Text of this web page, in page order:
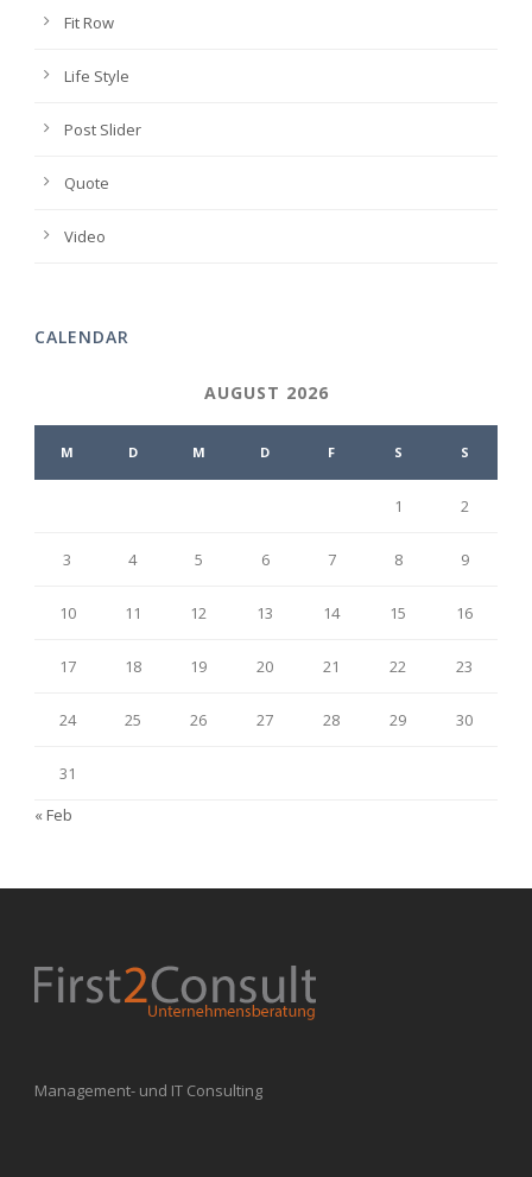
Fit Row
Life Style
Post Slider
Quote
Video
CALENDAR
AUGUST 2026
M D M D F S S
1 2
3 4 5 6 7 8 9
10 11 12 13 14 15 16
17 18 19 20 21 22 23
24 25 26 27 28 29 30
31
« Feb
Management- und IT Consulting